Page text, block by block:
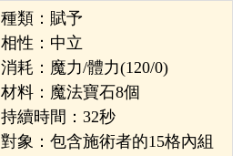
種類：賦予
相性：中立
消耗：魔力/體力(120/0)
材料：魔法寶石8個
持續時間：32秒
對象：包含施術者的15格內組